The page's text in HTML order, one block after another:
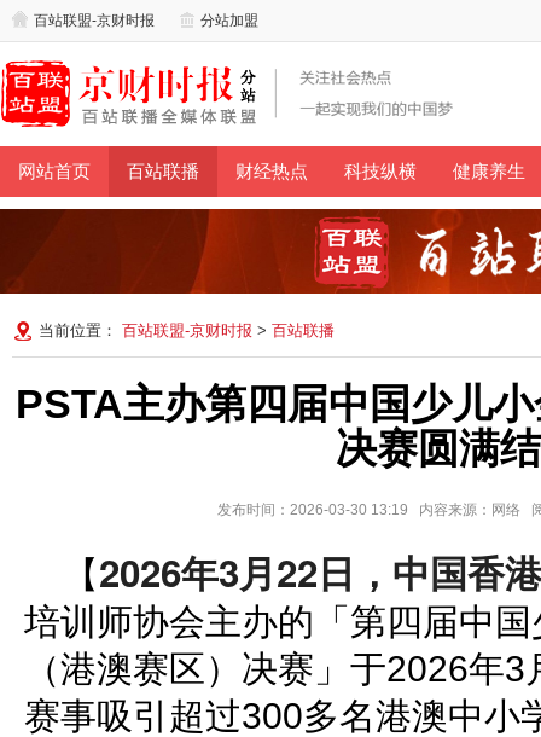
百站联盟-京财时报 分站加盟
网站首页 百站联播 财经热点 科技纵横 健康养生
当前位置： 百站联盟-京财时报 > 百站联播
PSTA主办第四届中国少儿
决赛圆满
发布时间：2026-03-30 13:19 内容来源：网络
【2026年3月22日，中国香港
培训师协会主办的「第四届中
（港澳赛区）决赛」于2026年
赛事吸引超过300多名港澳中小